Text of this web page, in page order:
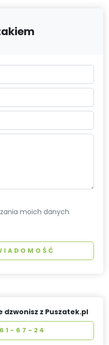
moich danych
dzwonisz z Puszatek.pl
67-24